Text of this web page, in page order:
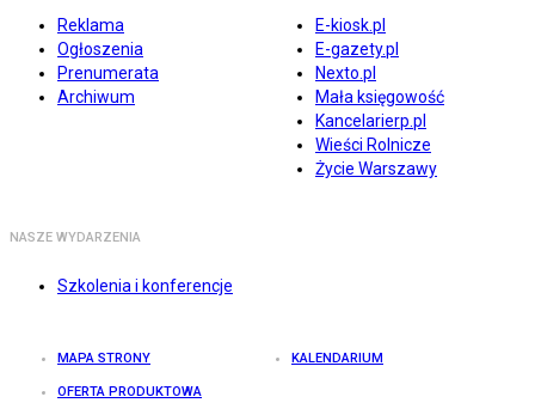
Reklama
Ogłoszenia
Prenumerata
Archiwum
E-kiosk.pl
E-gazety.pl
Nexto.pl
Mała księgowość
Kancelarierp.pl
Wieści Rolnicze
Życie Warszawy
NASZE WYDARZENIA
Szkolenia i konferencje
MAPA STRONY KALENDARIUM
OFERTA PRODUKTOWA